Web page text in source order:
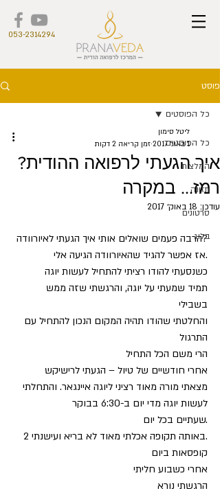
053-2314294
פוסט
כל הפוסטים
המלצות
תזונה
סרטונים
בלוג
כל הפוסטים
איך הגעתי לרפואה ההודית?
רמז... במקרה
ליטל סימון
1 באוג׳ 2017
זמן קריאה 2 דקות
עודכן: 18 באוק׳ 2017
?הרבה פעמים שואלים אותי איך הגעתי לאיורוודה
.אז אפשר להגיד שהאיורוודה הגיעה אלי
כשנסעתי להודו רציתי להתחיל לעשות יוגה
תמיד שמעתי על יוגה, והרגשתי שזה ממש
בשבילי
והחלטתי שהודו תהיה המקום הנכון להתחיל עם
התרגול
הרי משם הכל התחיל
אחרי חודשיים של טיול – הגעתי לרישיקש
מצאתי מורה מאוד רציני ליוגה איינגאר. והתחלתי
לעשות יוגה מדי יום ב-6:30 בבוקר
.שעתיים בכל יום
קופסאות ביום
אחרי כשבוע חליתי
הרגשתי נורא